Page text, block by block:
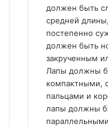
должен быть
средней
постепенно
должен быть
закрученным
Лапы должны
компактными,
пальцами и
лапы должны